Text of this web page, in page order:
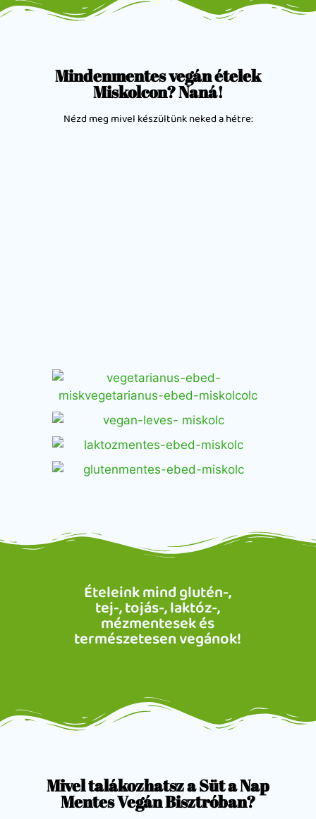
Mindenmentes vegán ételek
Miskolcon? Naná!
Nézd meg mivel készültünk neked a hétre:
Ételeink mind glutén-,
tej-, tojás-, laktóz-,
mézmentesek és
természetesen vegánok!
Mivel talákozhatsz a Süt a Nap
Mentes Vegán Bisztróban?